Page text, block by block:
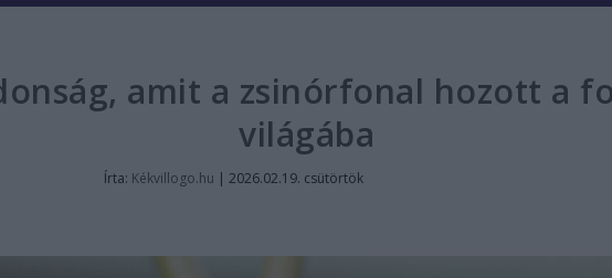
amit a zsinórfonal hozott a
világába
Írta: Kékvillogo.hu | 2026.02.19. csütörtök